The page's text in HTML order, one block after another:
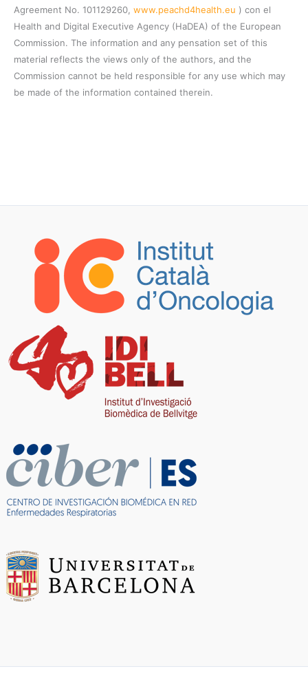
Agreement No. 101129260, www.peachd4health.eu ) con el
Health and Digital Executive Agency (HaDEA) of the European
Commission. The information and any pensation set of this
material reflects the views only of the authors, and the
Commission cannot be held responsible for any use which may
be made of the information contained therein.